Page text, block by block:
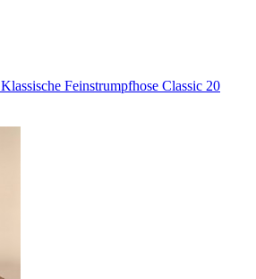
Klassische Feinstrumpfhose Classic 20